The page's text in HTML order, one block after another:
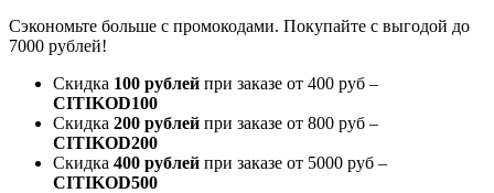
Сэкономьте больше с промокодами. Покупайте с выгодой до
7000 рублей!
Скидка 100 рублей при заказе от 400 руб –
CITIKOD100
Скидка 200 рублей при заказе от 800 руб –
CITIKOD200
Скидка 400 рублей при заказе от 5000 руб –
CITIKOD500